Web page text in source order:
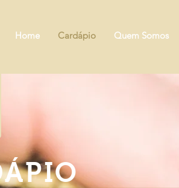
Home Cardápio Quem Somos